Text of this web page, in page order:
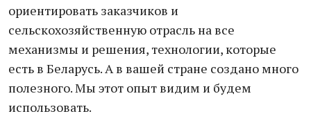
ориентировать заказчиков и
сельскохозяйственную отрасль на все
механизмы и решения, технологии, которые
есть в Беларусь. А в вашей стране создано много
полезного. Мы этот опыт видим и будем
использовать.